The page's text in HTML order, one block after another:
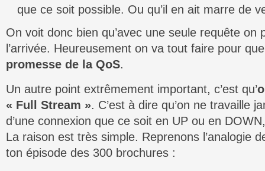
que ce soit possible. Ou qu’il en ait marre de
On voit donc bien qu’avec une seule requête on
l’arrivée. Heureusement on va tout faire pour
promesse de la QoS.
Un autre point extrêmement important, c’est qu’
« Full Stream ». C’est à dire qu’on ne travaille
d’une connexion que ce soit en UP ou en
La raison est très simple. Reprenons l’analogie
ton épisode des 300 brochures :